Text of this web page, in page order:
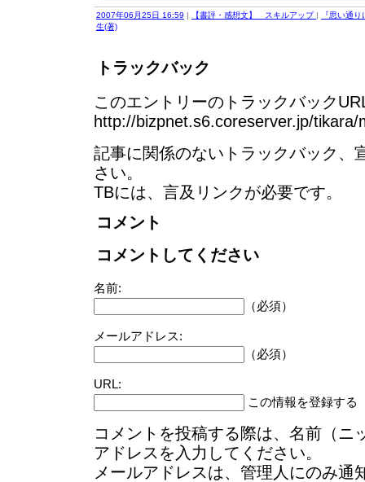
2007年06月25日 16:59 | 【書評・感想文】 スキルアップ |
『思い通
生(著)
トラックバック
このエントリーのトラックバック
http://bizpnet.s6.coreserver.jp/
記事に関係のないトラックバック、
さい。
TBには、言及リンクが必要です。
コメント
コメントしてください
名前:
（必須）
メールアドレス:
（必須）
URL:
この情報を登録する
コメントを投稿する際は、名前（ニ
アドレスを入力してください。
メールアドレスは、管理人にのみ通